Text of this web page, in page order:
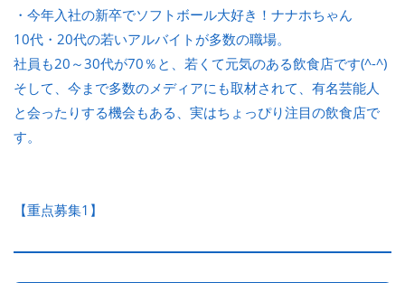
・今年入社の新卒でソフトボール大好き！ナナホちゃん
10代・20代の若いアルバイトが多数の職場。
社員も20～30代が70％と、若くて元気のある飲食店です(^-^)
そして、今まで多数のメディアにも取材されて、有名芸能人
と会ったりする機会もある、実はちょっぴり注目の飲食店で
す。
【重点募集1】